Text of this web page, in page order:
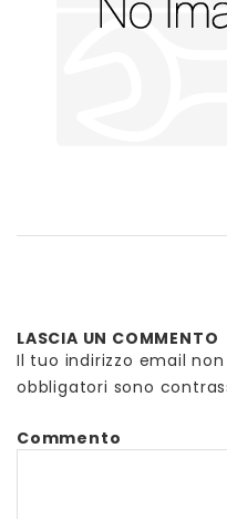
LASCIA UN COMMENTO
Il tuo indirizzo email
obbligatori sono
Commento